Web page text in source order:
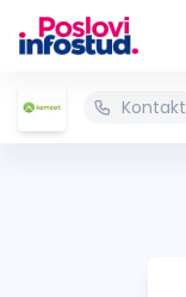
Kontakt